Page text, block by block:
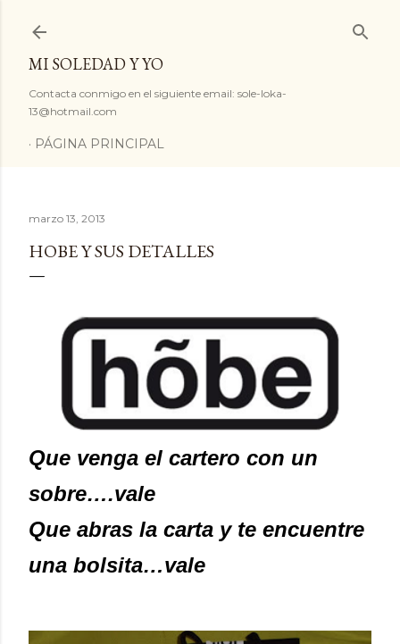
MI SOLEDAD Y YO
Contacta conmigo en el siguiente email: sole-loka-
13@hotmail.com
PÁGINA PRINCIPAL
marzo 13, 2013
HOBE Y SUS DETALLES
Que venga el cartero con un
sobre….vale
Que abras la carta y te encuentre
una bolsita…vale